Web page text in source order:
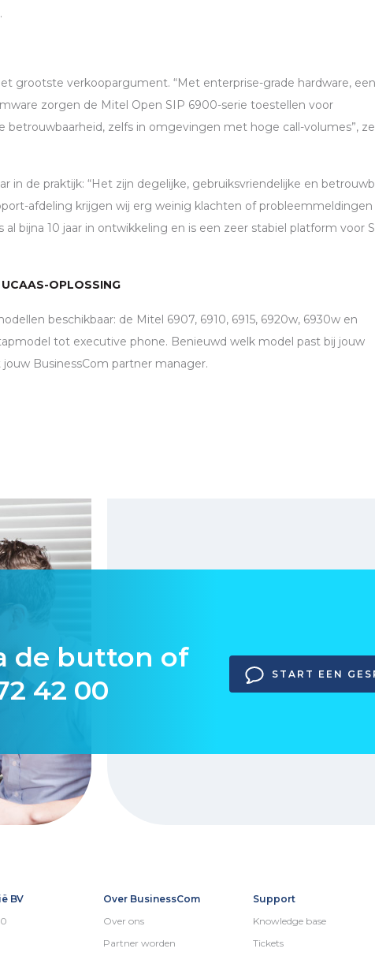
grootste verkoopargument. “Met enterprise-grade hardware, een
zorgen de Mitel Open SIP 6900-serie toestellen voor
betrouwbaarheid, zelfs in omgevingen met hoge call-volumes”,
in de praktijk: “Het zijn degelijke, gebruiksvriendelijke en
afdeling krijgen wij erg weinig klachten of probleemmeldingen
bijna 10 jaar in ontwikkeling en is een zeer stabiel platform voor
OPLOSSING
beschikbaar: de Mitel 6907, 6910, 6915, 6920w, 6930w en
tot executive phone. Benieuwd welk model past bij jouw
BusinessCom partner manager.
de button of
42 00
START EEN
BV
Over BusinessCom
Over ons
Partner worden
Support
Knowledge base
Tickets